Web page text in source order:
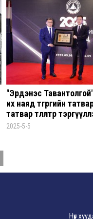
"Эрдэнэс
их наяд төгрөгийн
татвар төлөлтөөрөө
2025-5-5
Нүүр